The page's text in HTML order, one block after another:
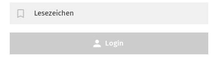
Lesezeichen
Login